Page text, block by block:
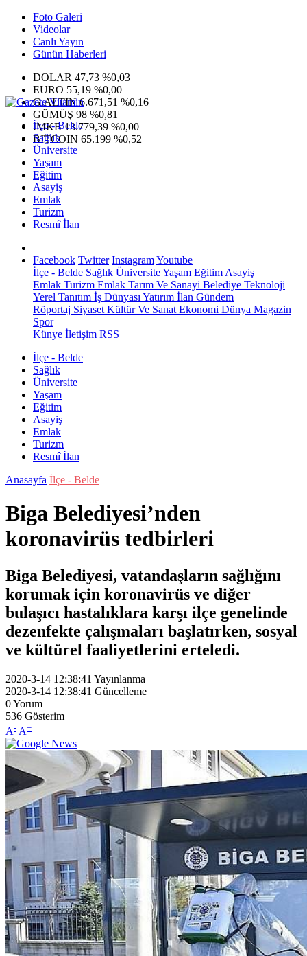
Foto Galeri
Videolar
Canlı Yayın
Günün Haberleri
DOLAR 47,73 %0,03
EURO 55,19 %0,00
G.ALTIN6.671,51 %0,16
GÜMÜŞ 98 %0,81
IMKB13.779,39 %0,00
BITCOIN 65.199 %0,52
İlçe - Belde
Sağlık
Üniversite
Yaşam
Eğitim
Asayiş
Emlak
Turizm
Resmî İlan
Facebook Twitter InstagramYoutube
İlçe - Belde Sağlık ÜniversiteYaşam Eğitim Asayiş
Emlak Turizm Emlak Tarım Ve Sanayi Belediye Teknoloji
Yerel Tanıtım İş Dünyası Yatırım İlan Gündem
Röportaj Siyaset Kültür Ve Sanat Ekonomi Dünya Magazin
Spor
Künye İletişim RSS
İlçe - Belde
Sağlık
Üniversite
Yaşam
Eğitim
Asayiş
Emlak
Turizm
Resmî İlan
Anasayfa İlçe - Belde
Biga Belediyesi’nden
koronavirüs tedbirleri
Biga Belediyesi, vatandaşların sağlığını
korumak için koronavirüs ve diğer
bulaşıcı hastalıklara karşı ilçe genelinde
dezenfekte çalışmaları başlatırken, sosyal
ve kültürel faaliyetlerini erteledi.
2020-3-14 12:38:41 Yayınlanma
2020-3-14 12:38:41 Güncelleme
0Yorum
536 Gösterim
A- A+